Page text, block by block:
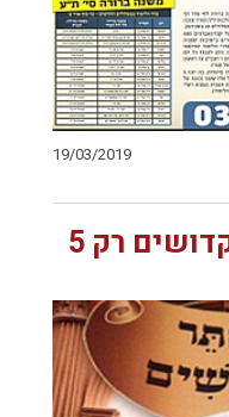
19/03/2019
מגילת אסתר - עדת קדושים רק 5